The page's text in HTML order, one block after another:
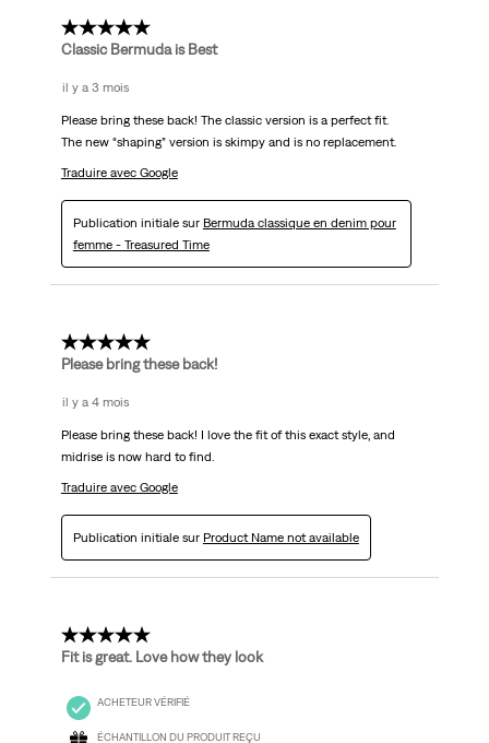
5 étoile(s) sur 5.
Classic Bermuda is Best
il y a 3 mois
Please bring these back! The classic version is a perfect fit.
The new “shaping” version is skimpy and is no replacement.
Traduire avec Google
Publication initiale sur Bermuda classique en denim pour
femme - Treasured Time
5 étoile(s) sur 5.
Please bring these back!
il y a 4 mois
Please bring these back! I love the fit of this exact style, and
midrise is now hard to find.
Traduire avec Google
Publication initiale sur Product Name not available
5 étoile(s) sur 5.
Fit is great. Love how they look
ACHETEUR VÉRIFIÉ
ÉCHANTILLON DU PRODUIT REÇU